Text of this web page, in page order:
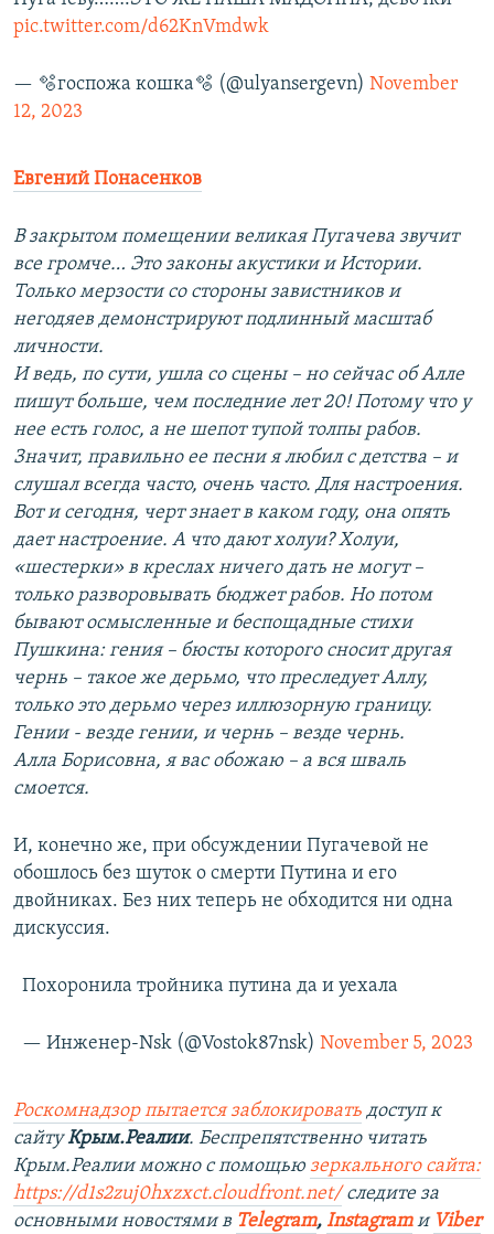
pic.twitter.com/d62KnVmdwk
— 🫧госпожа кошка🫧 (@ulyansergevn) November
12, 2023
Евгений Понасенков
В закрытом помещении великая Пугачева звучит
все громче… Это законы акустики и Истории.
Только мерзости со стороны завистников и
негодяев демонстрируют подлинный масштаб
личности.
И ведь, по сути, ушла со сцены – но сейчас об Алле
пишут больше, чем последние лет 20! Потому что у
нее есть голос, а не шепот тупой толпы рабов.
Значит, правильно ее песни я любил с детства – и
слушал всегда часто, очень часто. Для настроения.
Вот и сегодня, черт знает в каком году, она опять
дает настроение. А что дают холуи? Холуи,
«шестерки» в креслах ничего дать не могут –
только разворовывать бюджет рабов. Но потом
бывают осмысленные и беспощадные стихи
Пушкина: гения – бюсты которого сносит другая
чернь – такое же дерьмо, что преследует Аллу,
только это дерьмо через иллюзорную границу.
Гении - везде гении, и чернь – везде чернь.
Алла Борисовна, я вас обожаю – а вся шваль
смоется.
И, конечно же, при обсуждении Пугачевой не
обошлось без шуток о смерти Путина и его
двойниках. Без них теперь не обходится ни одна
дискуссия.
Похоронила тройника путина да и уехала
— Инженер-Nsk (@Vostok87nsk) November 5, 2023
Роскомнадзор пытается заблокировать доступ к
сайтуКрым.Реалии. Беспрепятственно читать
Крым.Реалии можно с помощью зеркального сайта:
https://d1s2zuj0hxzxct.cloudfront.net/следите за
основными новостями в Telegram, Instagramи Viber